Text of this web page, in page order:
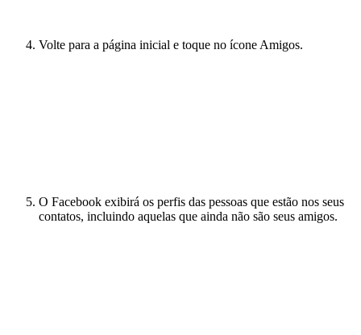
Volte para a página inicial e toque no ícone Amigos.
O Facebook exibirá os perfis das pessoas que estão nos seus
contatos, incluindo aquelas que ainda não são seus amigos.